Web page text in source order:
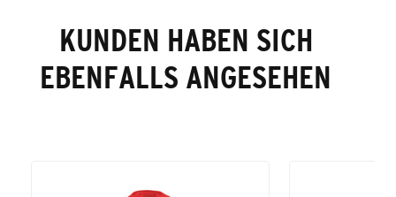
KUNDEN HABEN SICH
EBENFALLS ANGESEHEN